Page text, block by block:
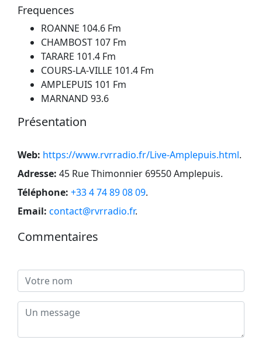
Frequences
ROANNE 104.6 Fm
CHAMBOST 107 Fm
TARARE 101.4 Fm
COURS-LA-VILLE 101.4 Fm
AMPLEPUIS 101 Fm
MARNAND 93.6
Présentation
Web: https://www.rvrradio.fr/Live-Amplepuis.html.
Adresse: 45 Rue Thimonnier 69550 Amplepuis.
Téléphone: +33 4 74 89 08 09.
Email: contact@rvrradio.fr.
Commentaires